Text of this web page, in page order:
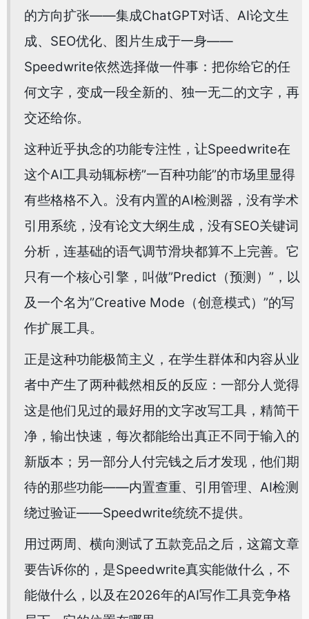
的方向扩张——集成ChatGPT对话、AI论文生
成、SEO优化、图片生成于一身——
Speedwrite依然选择做一件事：把你给它的任
何文字，变成一段全新的、独一无二的文字，再
交还给你。
这种近乎执念的功能专注性，让Speedwrite在
这个AI工具动辄标榜”一百种功能”的市场里显得
有些格格不入。没有内置的AI检测器，没有学术
引用系统，没有论文大纲生成，没有SEO关键词
分析，连基础的语气调节滑块都算不上完善。它
只有一个核心引擎，叫做”Predict（预测）”，以
及一个名为”Creative Mode（创意模式）”的写
作扩展工具。
正是这种功能极简主义，在学生群体和内容从业
者中产生了两种截然相反的反应：一部分人觉得
这是他们见过的最好用的文字改写工具，精简干
净，输出快速，每次都能给出真正不同于输入的
新版本；另一部分人付完钱之后才发现，他们期
待的那些功能——内置查重、引用管理、AI检测
绕过验证——Speedwrite统统不提供。
用过两周、横向测试了五款竞品之后，这篇文章
要告诉你的，是Speedwrite真实能做什么，不
能做什么，以及在2026年的AI写作工具竞争格